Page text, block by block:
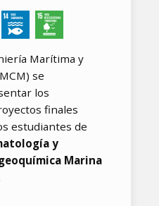
Marítima y
se
los
finales
estudiantes de
y
Marina